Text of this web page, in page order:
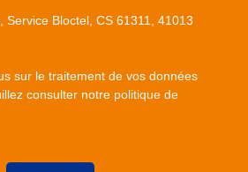
Service Bloctel, CS 61311, 41013
sur le traitement de vos données
consulter notre politique de